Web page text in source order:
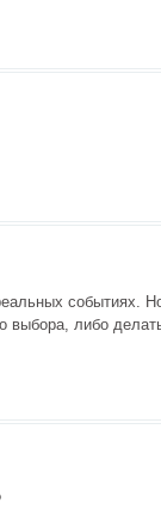
событиях.
выбора, либо